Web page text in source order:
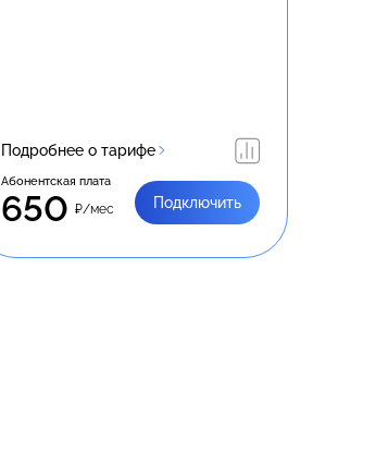
Подробнее о тарифе
Абонентская плата
650 ₽/мес Подключить